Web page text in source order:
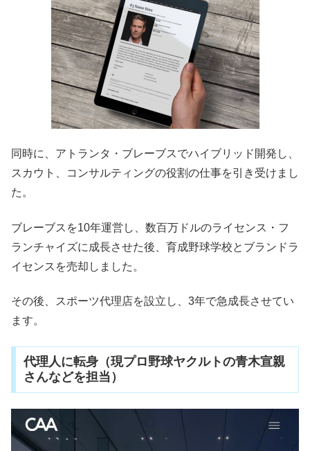
同時に、アトランタ・ブレーブスでハイブリッド開発し、
スカウト、コンサルティングの役割の仕事を引き受けまし
た。
ブレーブスを10年運営し、数百万ドルのライセンス・フ
ランチャイズに成長させた後、育成野球学校とブランドラ
イセンスを売却しました。
その後、スポーツ代理店を設立し、3年で急成長させてい
ます。
代理人に転身（現プロ野球ヤクルトの青木宣親
さんなどを担当）